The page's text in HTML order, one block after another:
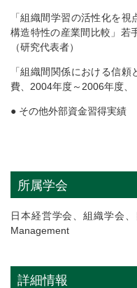
「組織間学習の活性化を
構造特性の産業間比較」若
（研究代表者）
「組織間関係における信
費、2004年度～2006年度、
● その他外部資金習得実績
所属学会
日本経営学会、組織学会
Management
詳細情報